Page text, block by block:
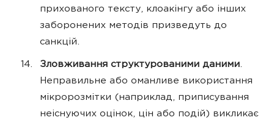
прихованого тексту, клоакінгу або інших
заборонених методів призведуть до
санкцій.
Зловживання структурованими даними.
Неправильне або оманливе використання
мікророзмітки (наприклад, приписування
неіснуючих оцінок, цін або подій) викликає